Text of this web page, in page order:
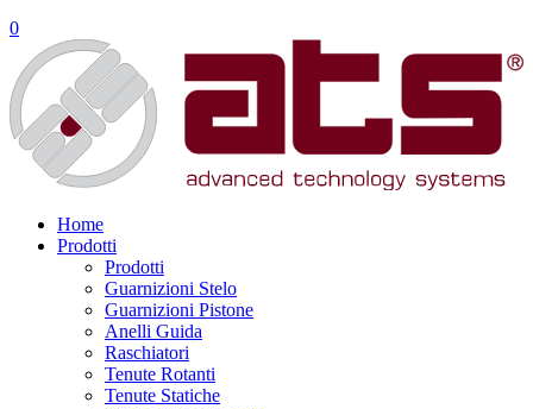
0
Home
Prodotti
Prodotti
Guarnizioni Stelo
Guarnizioni Pistone
Anelli Guida
Raschiatori
Tenute Rotanti
Tenute Statiche